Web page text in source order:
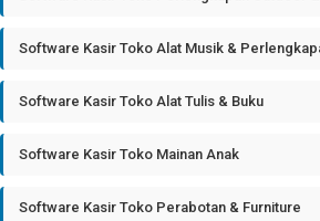
Software Kasir Toko Alat Musik &
Software Kasir Toko Alat Tulis & Buku
Software Kasir Toko Mainan Anak
Software Kasir Toko Perabotan & Furniture